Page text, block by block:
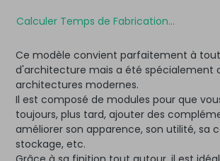
Calculer Temps de Fabrication...
Ce modèle convient parfaitement à
d'architecture mais a été spécialement
architectures modernes.
Il est composé de modules pour que
toujours, plus tard, ajouter des
améliorer son apparence, son utilité, sa
stockage, etc.